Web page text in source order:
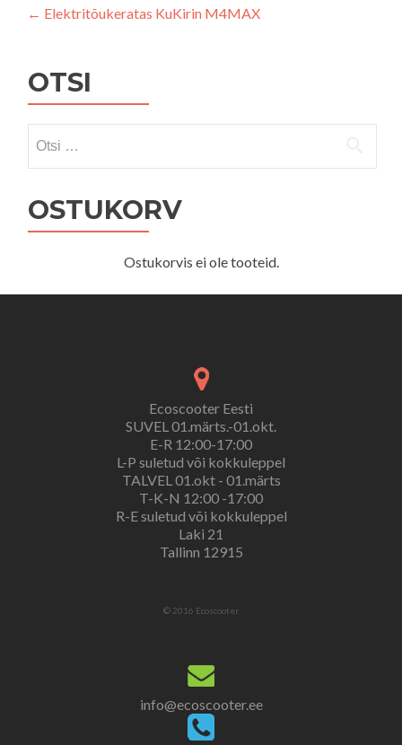
Navigeerimine
← Elektritõukeratas KuKirin M4MAX
OTSI
OSTUKORV
Ostukorvis ei ole tooteid.
Ecoscooter Eesti
SUVEL 01.märts.-01.okt.
E-R 12:00-17:00
L-P suletud või kokkuleppel
TALVEL 01.okt - 01.märts
T-K-N 12:00 -17:00
R-E suletud või kokkuleppel
Laki 21
Tallinn 12915
© 2016 Ecoscooter.
info@ecoscooter.ee